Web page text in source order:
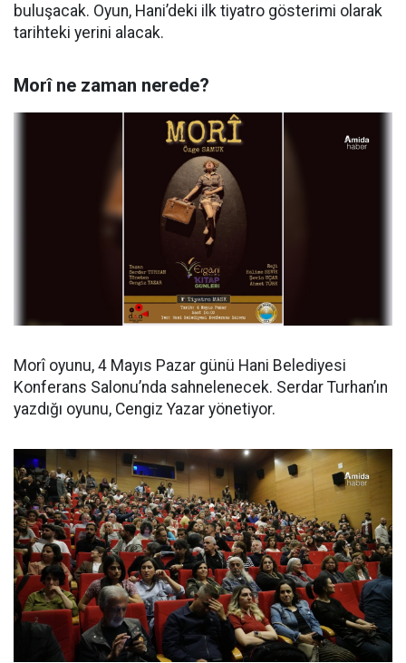
buluşacak. Oyun, Hani’deki ilk tiyatro gösterimi olarak
tarihteki yerini alacak.
Morî ne zaman nerede?
Morî oyunu, 4 Mayıs Pazar günü Hani Belediyesi
Konferans Salonu’nda sahnelenecek. Serdar Turhan’ın
yazdığı oyunu, Cengiz Yazar yönetiyor.